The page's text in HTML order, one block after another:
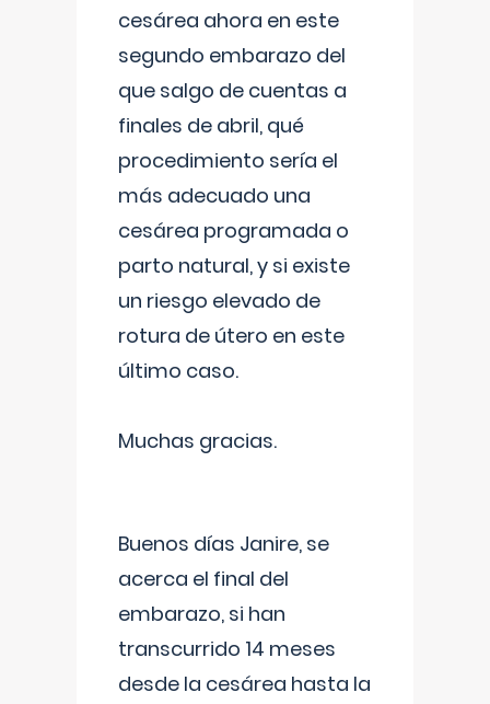
cesárea ahora en este
segundo embarazo del
que salgo de cuentas a
finales de abril, qué
procedimiento sería el
más adecuado una
cesárea programada o
parto natural, y si existe
un riesgo elevado de
rotura de útero en este
último caso.
Muchas gracias.
Buenos días Janire, se
acerca el final del
embarazo, si han
transcurrido 14 meses
desde la cesárea hasta la